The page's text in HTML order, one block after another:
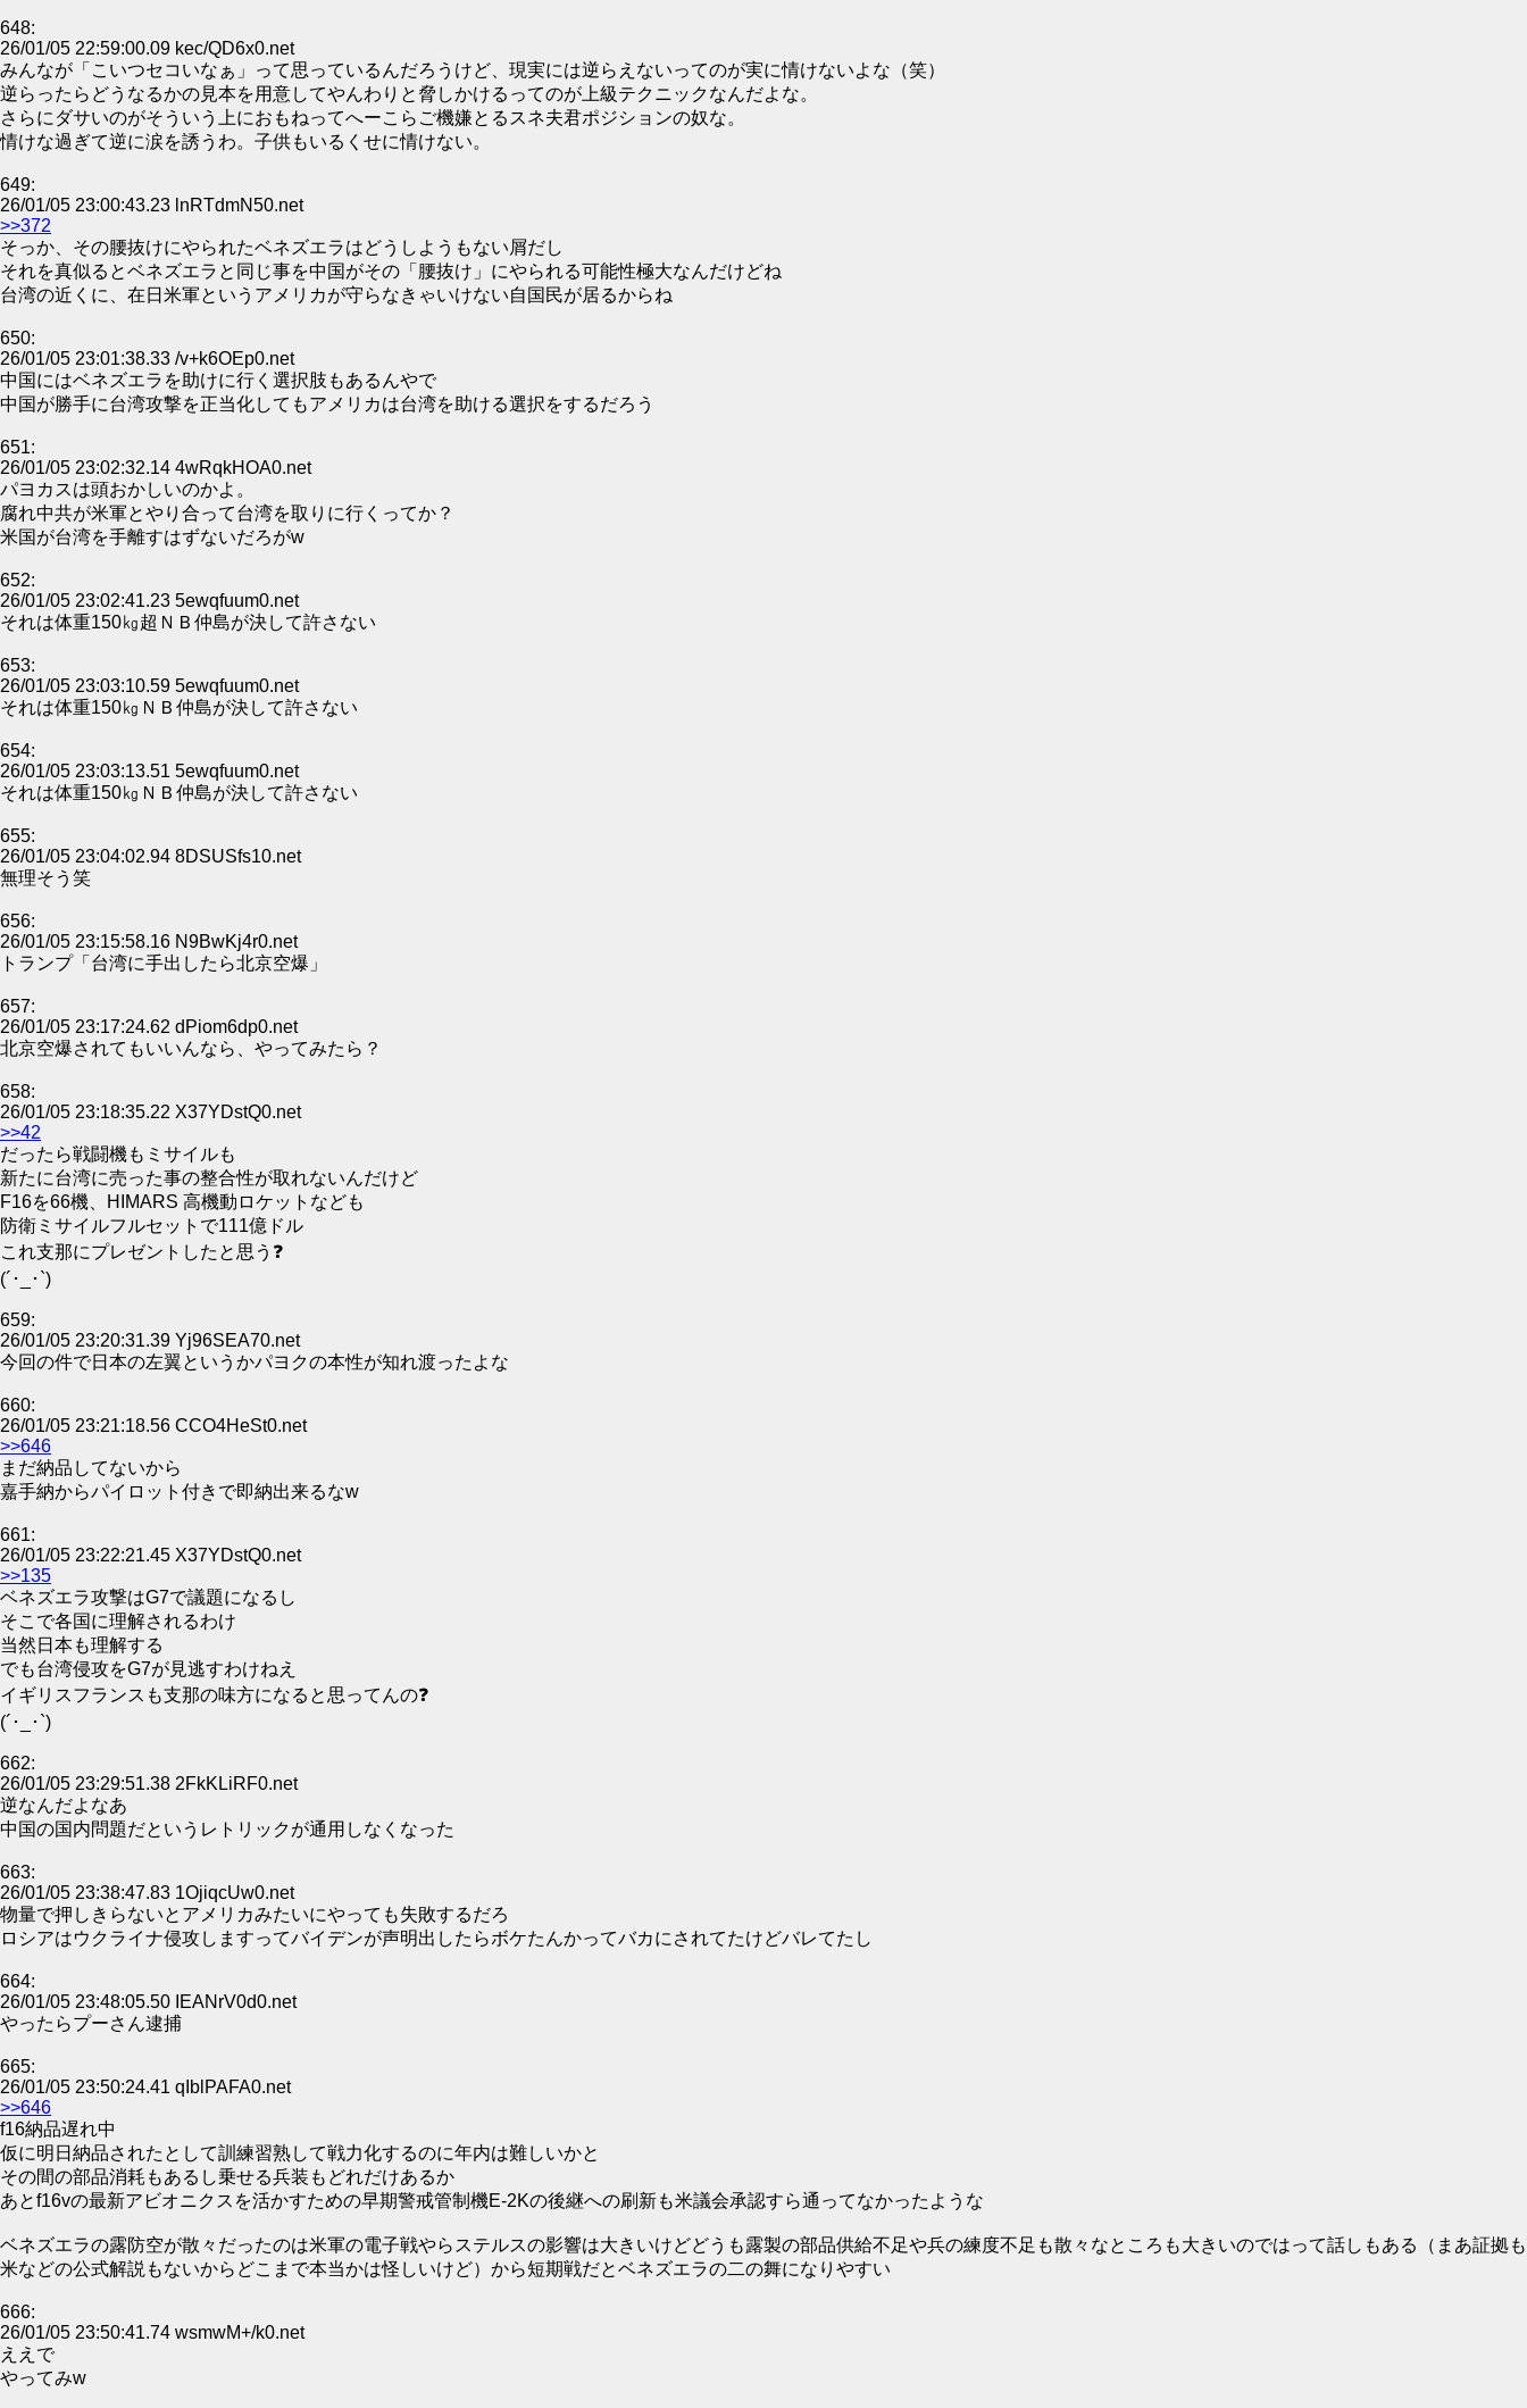
648:
26/01/05 22:59:00.09 kec/QD6x0.net
みんなが「こいつセコいなぁ」って思っているんだろうけど、現実には逆らえないってのが実に情けないよな（笑）
逆らったらどうなるかの見本を用意してやんわりと脅しかけるってのが上級テクニックなんだよな。
さらにダサいのがそういう上におもねってへーこらご機嫌とるスネ夫君ポジションの奴な。
情けな過ぎて逆に涙を誘うわ。子供もいるくせに情けない。
649:
26/01/05 23:00:43.23 lnRTdmN50.net
>>372
そっか、その腰抜けにやられたベネズエラはどうしようもない屑だし
それを真似るとベネズエラと同じ事を中国がその「腰抜け」にやられる可能性極大なんだけどね
台湾の近くに、在日米軍というアメリカが守らなきゃいけない自国民が居るからね
650:
26/01/05 23:01:38.33 /v+k6OEp0.net
中国にはベネズエラを助けに行く選択肢もあるんやで
中国が勝手に台湾攻撃を正当化してもアメリカは台湾を助ける選択をするだろう
651:
26/01/05 23:02:32.14 4wRqkHOA0.net
パヨカスは頭おかしいのかよ。
腐れ中共が米軍とやり合って台湾を取りに行くってか？
米国が台湾を手離すはずないだろがw
652:
26/01/05 23:02:41.23 5ewqfuum0.net
それは体重150㎏超ＮＢ仲島が決して許さない
653:
26/01/05 23:03:10.59 5ewqfuum0.net
それは体重150㎏ＮＢ仲島が決して許さない
654:
26/01/05 23:03:13.51 5ewqfuum0.net
それは体重150㎏ＮＢ仲島が決して許さない
655:
26/01/05 23:04:02.94 8DSUSfs10.net
無理そう笑
656:
26/01/05 23:15:58.16 N9BwKj4r0.net
トランプ「台湾に手出したら北京空爆」
657:
26/01/05 23:17:24.62 dPiom6dp0.net
北京空爆されてもいいんなら、やってみたら？
658:
26/01/05 23:18:35.22 X37YDstQ0.net
>>42
だったら戦闘機もミサイルも
新たに台湾に売った事の整合性が取れないんだけど
F16を66機、HIMARS 高機動ロケットなども
防衛ミサイルフルセットで111億ドル
これ支那にプレゼントしたと思う❓
(´･_･`)
659:
26/01/05 23:20:31.39 Yj96SEA70.net
今回の件で日本の左翼というかパヨクの本性が知れ渡ったよな
660:
26/01/05 23:21:18.56 CCO4HeSt0.net
>>646
まだ納品してないから
嘉手納からパイロット付きで即納出来るなw
661:
26/01/05 23:22:21.45 X37YDstQ0.net
>>135
ベネズエラ攻撃はG7で議題になるし
そこで各国に理解されるわけ
当然日本も理解する
でも台湾侵攻をG7が見逃すわけねえ
イギリスフランスも支那の味方になると思ってんの❓
(´･_･`)
662:
26/01/05 23:29:51.38 2FkKLiRF0.net
逆なんだよなあ
中国の国内問題だというレトリックが通用しなくなった
663:
26/01/05 23:38:47.83 1OjiqcUw0.net
物量で押しきらないとアメリカみたいにやっても失敗するだろ
ロシアはウクライナ侵攻しますってバイデンが声明出したらボケたんかってバカにされてたけどバレてたし
664:
26/01/05 23:48:05.50 IEANrV0d0.net
やったらプーさん逮捕
665:
26/01/05 23:50:24.41 qIblPAFA0.net
>>646
f16納品遅れ中
仮に明日納品されたとして訓練習熟して戦力化するのに年内は難しいかと
その間の部品消耗もあるし乗せる兵装もどれだけあるか
あとf16vの最新アビオニクスを活かすための早期警戒管制機E-2Kの後継への刷新も米議会承認すら通ってなかったような
ベネズエラの露防空が散々だったのは米軍の電子戦やらステルスの影響は大きいけどどうも露製の部品供給不足や兵の練度不足も散々なところも大きいのではって話しもある（まあ証拠も
米などの公式解説もないからどこまで本当かは怪しいけど）から短期戦だとベネズエラの二の舞になりやすい
666:
26/01/05 23:50:41.74 wsmwM+/k0.net
ええで
やってみw